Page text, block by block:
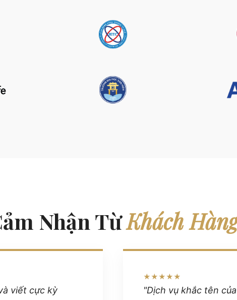
Nhận TừKhách
viết cực kỳ
★★★★★
"Dịch vụ khắc tên